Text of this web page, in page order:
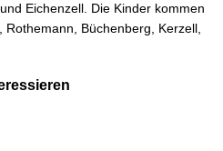
Eichenzell. Die Kinder kommen
Büchenberg, Kerzell,